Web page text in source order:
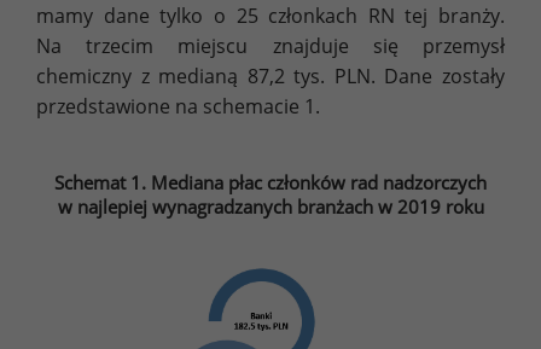
mamy dane tylko o 25 członkach RN tej branży.
Na trzecim miejscu znajduje się przemysł
chemiczny z medianą 87,2 tys. PLN. Dane zostały
przedstawione na schemacie 1.
Schemat 1. Mediana płac członków rad nadzorczych
w najlepiej wynagradzanych branżach w 2019 roku